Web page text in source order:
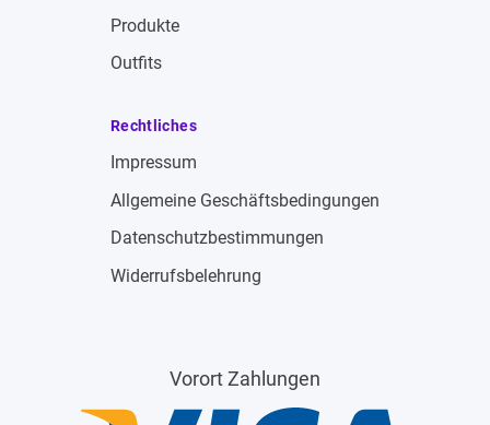
Produkte
Outfits
Rechtliches
Impressum
Allgemeine Geschäftsbedingungen
Datenschutzbestimmungen
Widerrufsbelehrung
Vorort Zahlungen